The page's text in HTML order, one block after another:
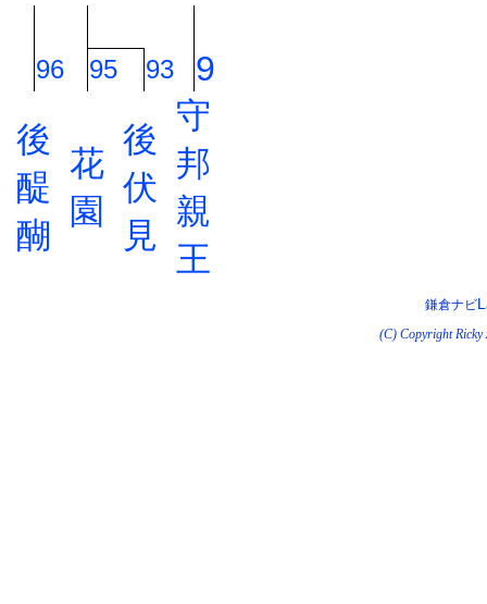
96 95 93
9
後
醍
醐
花
園
後
伏
見
守
邦
親
王
鎌倉ナビ
(C) Copyright Ricky